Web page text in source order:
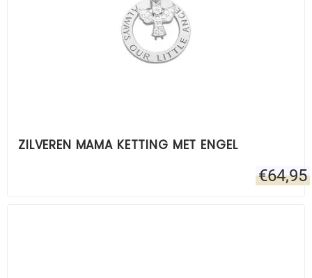
ZILVEREN MAMA KETTING MET ENGEL
€64,95